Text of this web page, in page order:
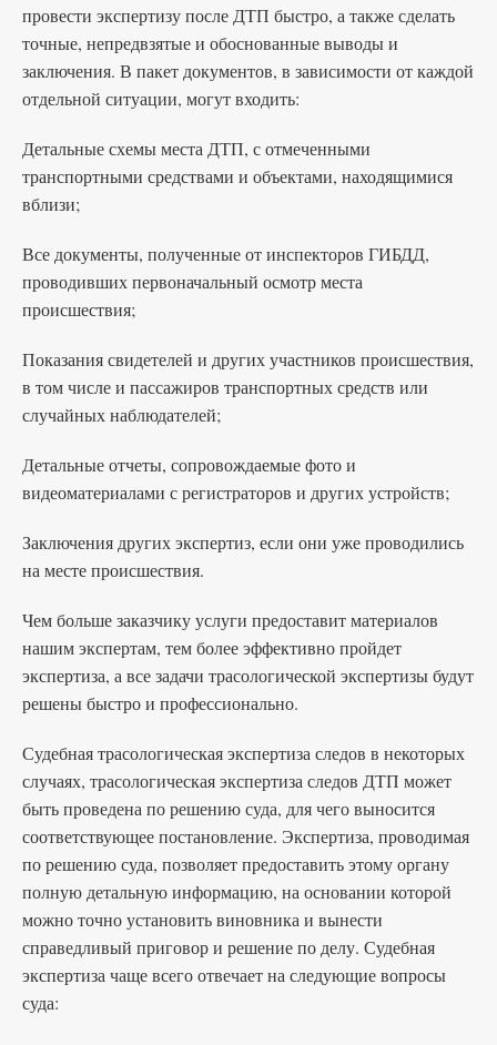
провести экспертизу после ДТП быстро, а также сделать
точные, непредвзятые и обоснованные выводы и
заключения. В пакет документов, в зависимости от каждой
отдельной ситуации, могут входить:
Детальные схемы места ДТП, с отмеченными
транспортными средствами и объектами, находящимися
вблизи;
Все документы, полученные от инспекторов ГИБДД,
проводивших первоначальный осмотр места
происшествия;
Показания свидетелей и других участников происшествия,
в том числе и пассажиров транспортных средств или
случайных наблюдателей;
Детальные отчеты, сопровождаемые фото и
видеоматериалами с регистраторов и других устройств;
Заключения других экспертиз, если они уже проводились
на месте происшествия.
Чем больше заказчику услуги предоставит материалов
нашим экспертам, тем более эффективно пройдет
экспертиза, а все задачи трасологической экспертизы будут
решены быстро и профессионально.
Судебная трасологическая экспертиза следов в некоторых
случаях, трасологическая экспертиза следов ДТП может
быть проведена по решению суда, для чего выносится
соответствующее постановление. Экспертиза, проводимая
по решению суда, позволяет предоставить этому органу
полную детальную информацию, на основании которой
можно точно установить виновника и вынести
справедливый приговор и решение по делу. Судебная
экспертиза чаще всего отвечает на следующие вопросы
суда: